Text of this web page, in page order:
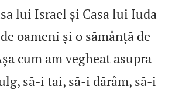
lui Israel și Casa lui Iuda
oameni și o sămânță de
cum am vegheat asupra
să‑i tai, să‑i dărâm, să‑i